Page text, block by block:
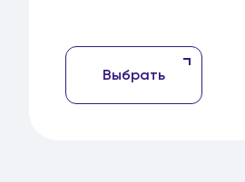
Выбрать